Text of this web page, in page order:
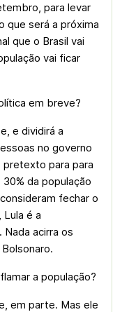
para levar
que será a próxima
que o Brasil vai
vai ficar
em breve?
e dividirá a
no governo
pretexto para para
da população
fechar o
Lula é a
acirra os
a população?
em parte. Mas ele